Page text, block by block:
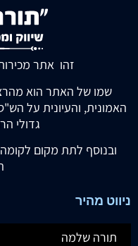
זהו אתר
שמו של האתר הוא
האמונית, והעיונית על
גדולי
ובנוסף לתת מקום
ניווט מהיר
תורה שלמה